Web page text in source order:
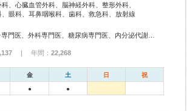
、心臓血管外科、脳神経外科、整形外科、
眼科、耳鼻咽喉科、歯科、救急科、放射線
| 年間： 22,268
金 土 日 祝
● ●